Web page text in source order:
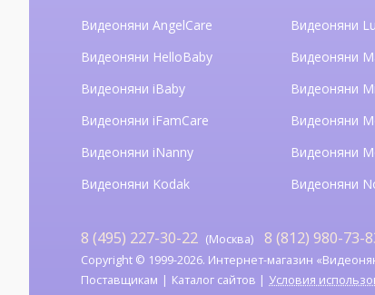
Видеоняни AngelCare
Видеоняни HelloBaby
Видеоняни iBaby
Видеоняни iFamCare
Видеоняни iNanny
Видеоняни Kodak
Видеоняни
Видеоняни
Видеоняни
Видеоняни
Видеоняни
Видеоняни
8 (495) 227-30-22 (Москва) 8 (812) 980-73-
Copyright © 1999-2026. Интернет-магазин
Поставщикам
Каталог сайтов Условия